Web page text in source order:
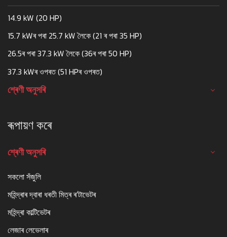
14.9 kW (20 HP)
15.7 kWৰ পৰা 25.7 kW লৈকে (21 ৰ পৰা 35 HP)
26.5ৰ পৰা 37.3 kW লৈকে (36ৰ পৰা 50 HP)
37.3 kWৰ ওপৰত (51 HPৰ ওপৰত)
শ্ৰেণী অনুসৰি
ৰূপায়ণ কৰে
শ্ৰেণী অনুসৰি
সকলো সঁজুলি
মহিন্দ্ৰাৰ দ্বাৰা ধৰতী মিত্ৰ ৰ'টাভেটৰ
মহিন্দ্ৰা কাল্টিভেটৰ
লেজাৰ লেভেলাৰ